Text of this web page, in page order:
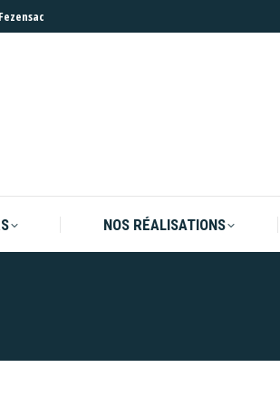
NOS RÉALISATIONS
NOS RÉALISATIONS